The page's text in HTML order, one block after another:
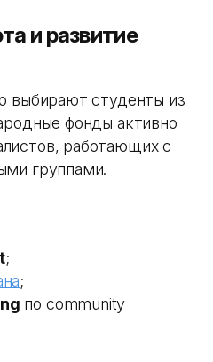
и развитие
выбирают студенты из
фонды активно
работающих с
группами.
;
;
по community